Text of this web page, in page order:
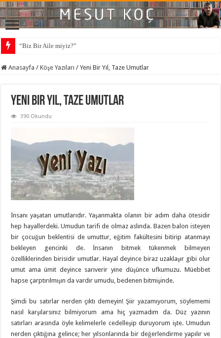
“Biz Bir Aile miyiz?”
Anasayfa / Köşe Yazıları / Yeni Bir Yıl, Taze Umutlar
Yeni Bir Yıl, Taze Umutlar
390 Okundu
İnsanı yaşatan umutlarıdır. Yaşanmakta olanın bir adım daha ötesidir
hep hayallerdeki. Umudun tarifi de olmaz aslında. Bazen balon isteyen
bir çocuğun beklentisi de umuttur, eğitim fakültesini bitirip atanmayı
bekleyen gencinki de. İnsanın bitmek tükenmek bilmeyen
özelliklerinden birisidir umutlar. Hayal deyince biraz uzaklaşır gibi olur
umut ama ümit deyince sarıverir yine düşünce ufkumuzu. Müebbet
hapse çarptırılmışın da vardır umudu, bedenen bitmişinde.
Şimdi bu satırlar nerden çıktı demeyin! Şiir yazamıyorum, söylememi
nasıl karşılarsınız bilmiyorum ama hiç yazmadım da. Düz yazının
satırları arasında öyle kelimelerle cedelleşip duruyorum işte. Umudun
nerden çıktığına gelince; her yılsonlarında bir değerlendirme yapılır ve